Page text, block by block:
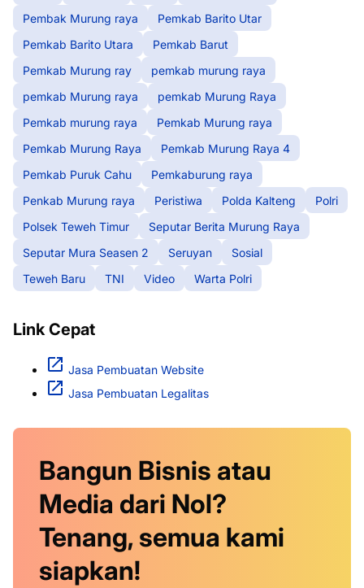
Pembak Murung raya
Pemkab Barito Utar
Pemkab Barito Utara
Pemkab Barut
Pemkab Murung ray
pemkab murung raya
pemkab Murung raya
pemkab Murung Raya
Pemkab murung raya
Pemkab Murung raya
Pemkab Murung Raya
Pemkab Murung Raya 4
Pemkab Puruk Cahu
Pemkaburung raya
Penkab Murung raya
Peristiwa Polda Kalteng
Polri
Polsek Teweh Timur
Seputar Berita Murung Raya
Seputar Mura Seasen 2
Seruyan
Sosial
Teweh Baru
TNI Video Warta Polri
Link Cepat
Jasa Pembuatan Website
Jasa Pembuatan Legalitas
Bangun Bisnis atau
Media dari Nol?
Tenang, semua kami
siapkan!